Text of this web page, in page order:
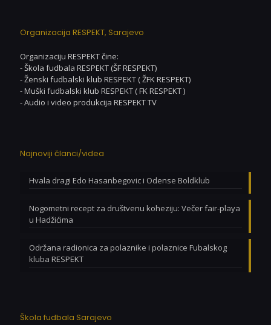
Organizacija RESPEKT, Sarajevo
Organizaciju RESPEKT čine:
- Škola fudbala RESPEKT (ŠF RESPEKT)
- Ženski fudbalski klub RESPEKT ( ŽFK RESPEKT)
- Muški fudbalski klub RESPEKT ( FK RESPEKT )
- Audio i video produkcija RESPEKT TV
Najnoviji članci/videa
Hvala dragi Edo Hasanbegovic i Odense Boldklub
Nogometni recept za društvenu koheziju: Večer fair-playa
u Hadžićima
Održana radionica za polaznike i polaznice Fubalskog
kluba RESPEKT
Škola fudbala Sarajevo